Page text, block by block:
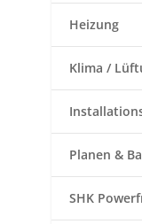
Heizung
Klima /
Planen &
SHK